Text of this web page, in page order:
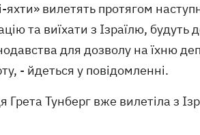
вилетять протягом
та виїхати з Ізраїлю, будуть
для дозволу на їхню
- йдеться у повідомленні.
Тунберг вже вилетіла з